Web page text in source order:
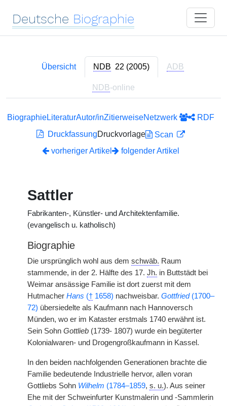
Deutsche Biographie
Übersicht NDB 22 (2005) ADB
NDB-online
BiographieLiteraturAutor/inZitierweiseNetzwerk
RDF
DruckfassungDruckvorlage
Scan
vorheriger Artikel
folgender Artikel
Sattler
Fabrikanten-, Künstler- und Architektenfamilie.
(evangelisch u. katholisch)
Biographie
Die ursprünglich wohl aus dem schwäb. Raum
stammende, in der 2. Hälfte des 17. Jh. in Buttstädt bei
Weimar ansässige Familie ist dort zuerst mit dem
Hutmacher Hans († 1658) nachweisbar. Gottfried(1700–
72) übersiedelte als Kaufmann nach Hannoversch
Münden, wo er im Kataster erstmals 1740 erwähnt ist.
Sein Sohn Gottlieb (1739- 1807) wurde ein begüterter
Kolonialwaren- und Drogengroßkaufmann in Kassel.
In den beiden nachfolgenden Generationen brachte die
Familie bedeutende Industrielle hervor, allen voran
Gottliebs Sohn Wilhelm (1784–1859, s. u.). Aus seiner
Ehe mit der Schweinfurter Kunstmalerin und -Sammlerin